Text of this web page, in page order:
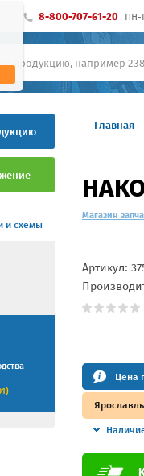
8-800-707-61-20 ПН-
Главная
и схемы
Магазин
Артикул:
Цена
Ярославль